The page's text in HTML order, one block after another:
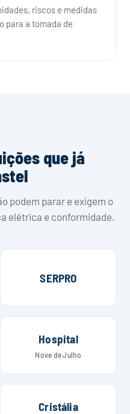
riscos e medidas
para a tomada de
que já
podem parar e exigem o
elétrica e conformidade.
SERPRO
Hospital
Nove de Julho
Cristália